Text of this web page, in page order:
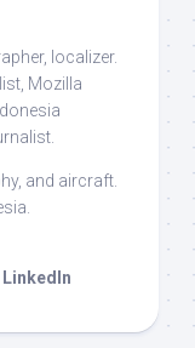
localizer.
Mozilla
and aircraft.